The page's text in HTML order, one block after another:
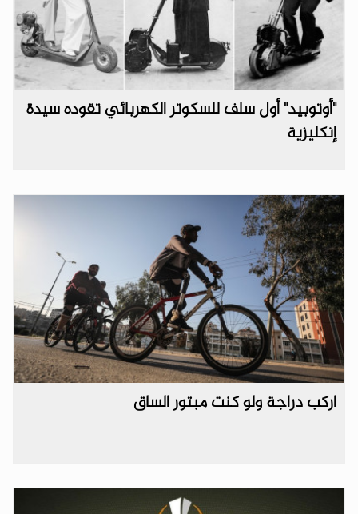
"أوتوبيد" أول سلف للسكوتر الكهربائي تقوده سيدة
إنكليزية
اركب دراجة ولو كنت مبتور الساق